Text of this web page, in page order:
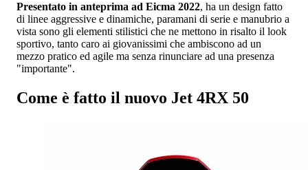
Presentato in anteprima ad Eicma 2022, ha un design fatto
di linee aggressive e dinamiche, paramani di serie e manubrio a
vista sono gli elementi stilistici che ne mettono in risalto il look
sportivo, tanto caro ai giovanissimi che ambiscono ad un
mezzo pratico ed agile ma senza rinunciare ad una presenza
"importante".
Come è fatto il nuovo Jet 4RX 50